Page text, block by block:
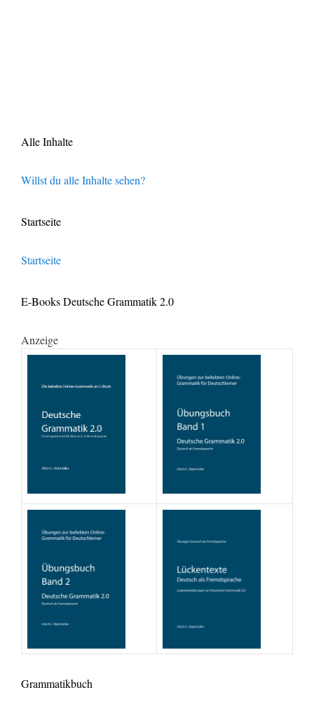
Alle Inhalte
Willst du alle Inhalte sehen?
Startseite
Startseite
E-Books Deutsche Grammatik 2.0
Anzeige
Grammatikbuch